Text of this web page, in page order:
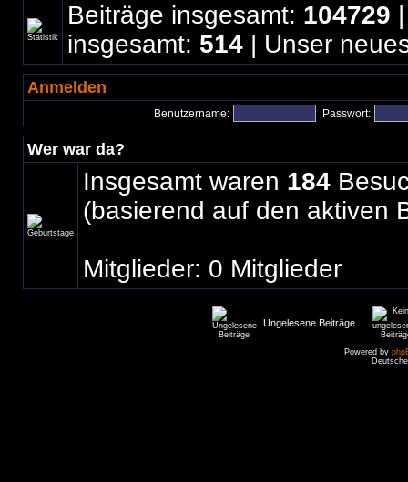
Beiträge insgesamt: 104729
insgesamt: 514 | Unser
Anmelden
Benutzername: Passwort:
Wer war da?
Insgesamt waren 184
(basierend auf den aktiven
Mitglieder: 0 Mitglieder
Ungelesene Beiträge
Powered by